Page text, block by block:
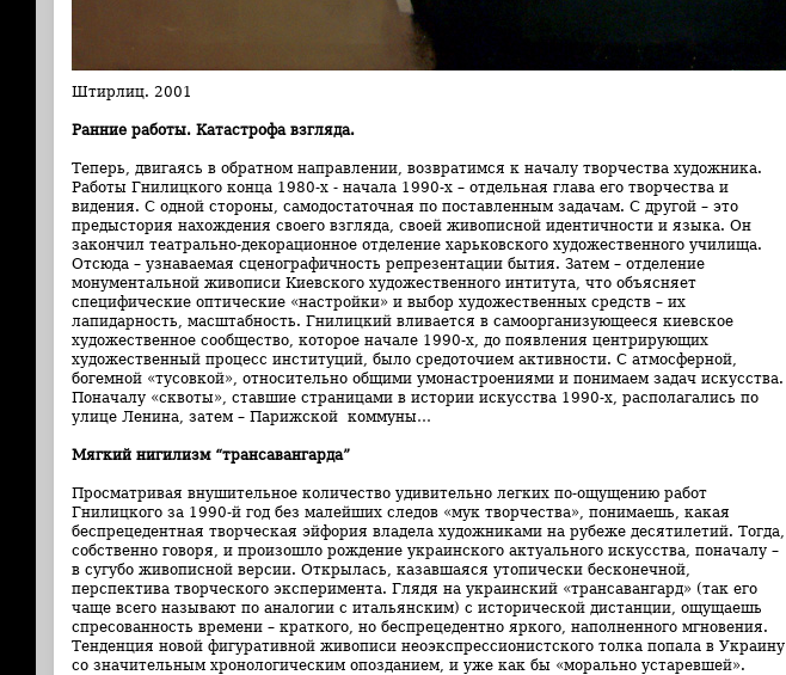
Штирлиц. 2001
Ранние работы. Катастрофа взгляда.
Теперь, двигаясь в обратном направлении, возвратимся к началу творчества художника.
Работы Гнилицкого конца 1980-х - начала 1990-х – отдельная глава его творчества и
видения. С одной стороны, самодостаточная по поставленным задачам. С другой – это
предыстория нахождения своего взгляда, своей живописной идентичности и языка. Он
закончил театрально-декорационное отделение харьковского художественного училища.
Отсюда – узнаваемая сценографичность репрезентации бытия. Затем – отделение
монументальной живописи Киевского художественного интитута, что объясняет
специфические оптические «настройки» и выбор художественных средств – их
лапидарность, масштабность. Гнилицкий вливается в самоорганизующееся киевское
художественное сообщество, которое начале 1990-х, до появления центрирующих
художественный процесс институций, было средоточием активности. С атмосферной,
богемной «тусовкой», относительно общими умонастроениями и понимаем задач искусства.
Поначалу «сквоты», ставшие страницами в истории искусства 1990-х, располагались по
улице Ленина, затем – Парижской коммуны…
Мягкий нигилизм “трансавангарда”
Просматривая внушительное количество удивительно легких по-ощущению работ
Гнилицкого за 1990-й год без малейших следов «мук творчества», понимаешь, какая
беспрецедентная творческая эйфория владела художниками на рубеже десятилетий. Тогда,
собственно говоря, и произошло рождение украинского актуального искусства, поначалу –
в сугубо живописной версии. Открылась, казавшаяся утопически бесконечной,
перспектива творческого эксперимента. Глядя на украинский «трансавангард» (так его
чаще всего называют по аналогии с итальянским) с исторической дистанции, ощущаешь
спресованность времени – краткого, но беспрецедентно яркого, наполненного мгновения.
Тенденция новой фигуративной живописи неоэкспрессионистского толка попала в Украину
со значительным хронологическим опозданием, и уже как бы «морально устаревшей».